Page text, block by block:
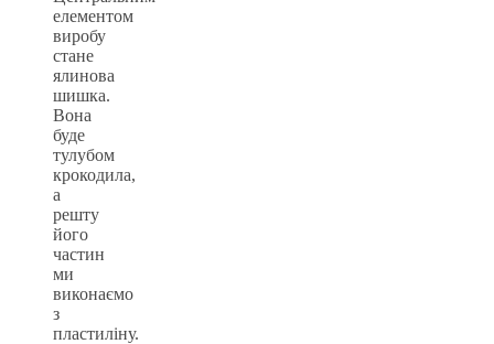
елементом
виробу
стане
ялинова
шишка.
Вона
буде
тулубом
крокодила,
а
решту
його
частин
ми
виконаємо
з
пластиліну.